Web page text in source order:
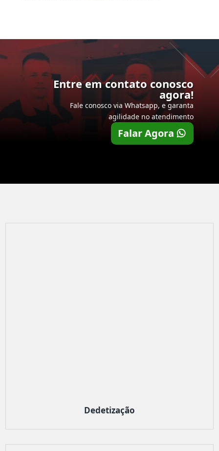
Entre em contato conosco
agora!
Fale conosco via Whatsapp, e garanta
agilidade no atendimento
Falar Agora
Dedetização